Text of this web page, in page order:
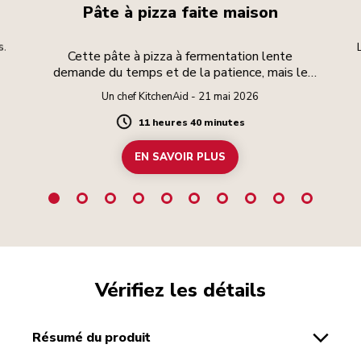
Pâte à pizza faite maison
Cette pâte à pizza à fermentation lente
demande du temps et de la patience, mais le
résultat en vaut la peine.
Un chef KitchenAid - 21 mai 2026
Duration
11 heures 40 minutes
EN SAVOIR PLUS
Vérifiez les détails
résumé du produit